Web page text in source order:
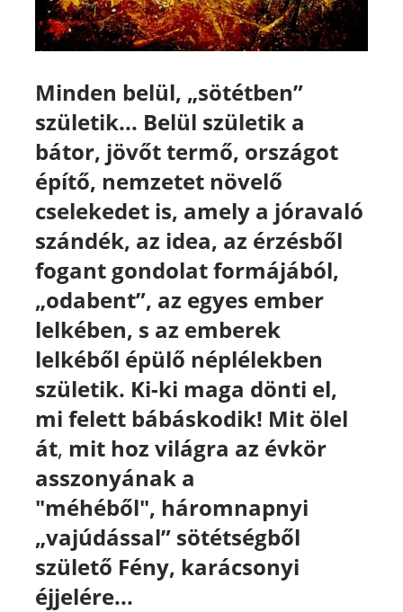
Minden belül, „sötétben”
születik... Belül születik a
bátor, jövőt termő, országot
építő, nemzetet növelő
cselekedet is, amely a jóravaló
szándék, az idea, az érzésből
fogant gondolat formájából,
„odabent”, az egyes ember
lelkében, s az emberek
lelkéből épülő néplélekben
születik. Ki-ki maga dönti el,
mi felett bábáskodik! Mit ölel
át, mit hoz világra az évkör
asszonyának a
"méhéből", háromnapnyi
„vajúdással” sötétségből
születő Fény, karácsonyi
éjjelére...